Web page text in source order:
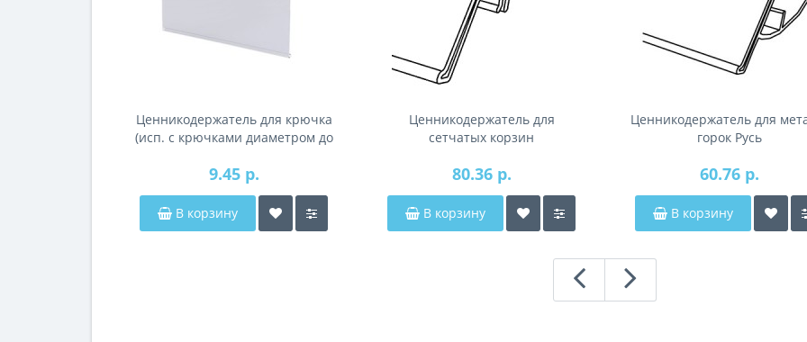
Ценникодержатель для крючка
(исп. с крючками диаметром до
9.45 р.
В корзину
Ценникодержатель для
сетчатых корзин
80.36 р.
В корзину
Ценникодержатель для
горок Русь
60.76 р.
В корзину